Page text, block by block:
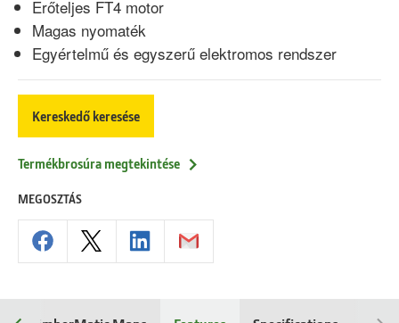
Erőteljes FT4 motor
Magas nyomaték
Egyértelmű és egyszerű elektromos rendszer
Kereskedő keresése
Termékbrosúra megtekintése
MEGOSZTÁS